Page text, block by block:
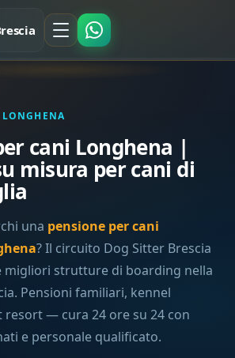
cani Longhena |
misura per cani di
una pensione per cani
? Il circuito Dog Sitter Brescia
migliori strutture di boarding nella
Pensioni familiari, kennel
resort — cura 24 ore su 24 con
e personale qualificato.